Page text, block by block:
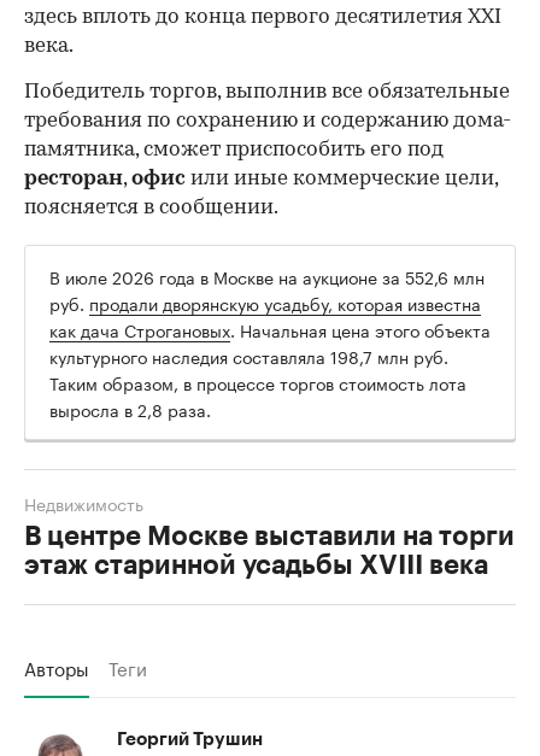
здесь вплоть до конца первого десятилетия XXI
века.
Победитель торгов, выполнив все обязательные
требования по сохранению и содержанию дома-
памятника, сможет приспособить его под
ресторан,офис или иные коммерческие цели,
поясняется в сообщении.
В июле 2026 года в Москве на аукционе за 552,6 млн
руб. продали дворянскую усадьбу, которая известна
как дача Строгановых. Начальная цена этого объекта
культурного наследия составляла 198,7 млн руб.
Таким образом, в процессе торгов стоимость лота
выросла в 2,8 раза.
В центре Москве выставили на торги
этаж старинной усадьбы XVIII века
Недвижимость
Авторы Теги
Георгий Трушин